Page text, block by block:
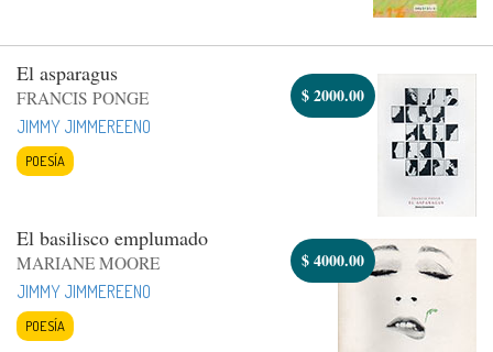
El asparagus
FRANCIS PONGE
JIMMY JIMMEREENO
POESÍA
$2000.00
El basilisco emplumado
MARIANE MOORE
JIMMY JIMMEREENO
POESÍA
$4000.00